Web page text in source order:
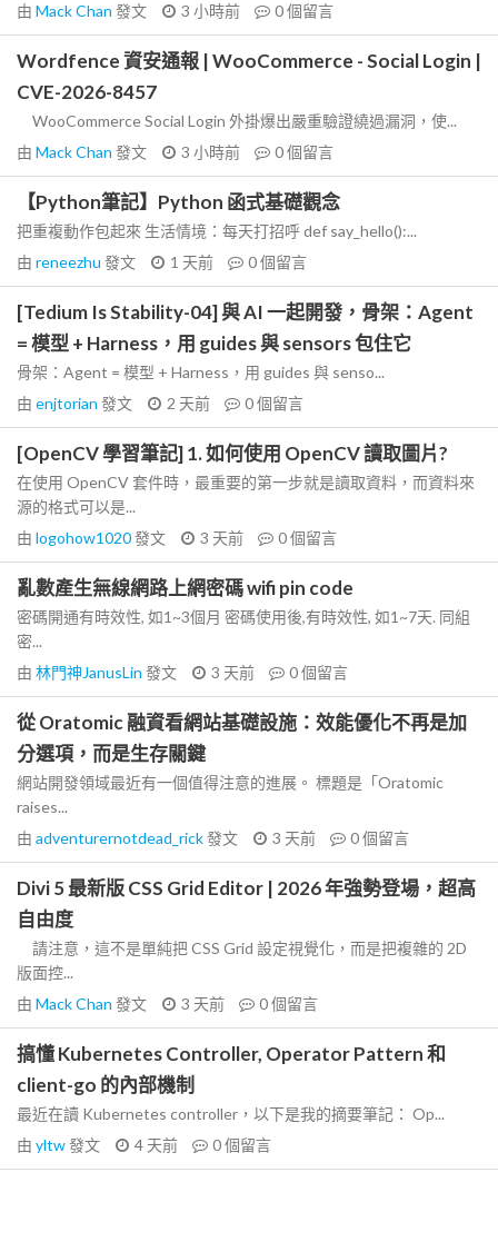
由 Mack Chan 發文 3 小時前 0個留言
Wordfence 資安通報 | WooCommerce - Social Login |
CVE-2026-8457
WooCommerce Social Login 外掛爆出嚴重驗證繞過漏洞，使...
由 Mack Chan 發文 3 小時前 0個留言
【Python筆記】Python 函式基礎觀念
把重複動作包起來 生活情境：每天打招呼 def say_hello():...
由 reneezhu 發文 1 天前 0個留言
[Tedium Is Stability-04] 與 AI 一起開發，骨架：Agent
= 模型 + Harness，用 guides 與 sensors 包住它
骨架：Agent = 模型 + Harness，用 guides 與 senso...
由 enjtorian 發文 2 天前 0個留言
[OpenCV 學習筆記] 1. 如何使用 OpenCV 讀取圖片?
在使用 OpenCV 套件時，最重要的第一步就是讀取資料，而資料來
源的格式可以是...
由 logohow1020發文 3 天前 0個留言
亂數產生無線網路上網密碼 wifi pin code
密碼開通有時效性, 如1~3個月 密碼使用後,有時效性, 如1~7天. 同組
密...
由 林門神JanusLin 發文 3 天前 0個留言
從 Oratomic 融資看網站基礎設施：效能優化不再是加
分選項，而是生存關鍵
網站開發領域最近有一個值得注意的進展。 標題是「Oratomic
raises...
由 adventurernotdead_rick發文 3 天前 0個留言
Divi 5 最新版 CSS Grid Editor | 2026 年強勢登場，超高
自由度
請注意，這不是單純把 CSS Grid 設定視覺化，而是把複雜的 2D
版面控...
由 Mack Chan 發文 3 天前 0個留言
搞懂 Kubernetes Controller, Operator Pattern 和
client-go 的內部機制
最近在讀 Kubernetes controller，以下是我的摘要筆記： Op...
由 yltw發文 4 天前 0個留言